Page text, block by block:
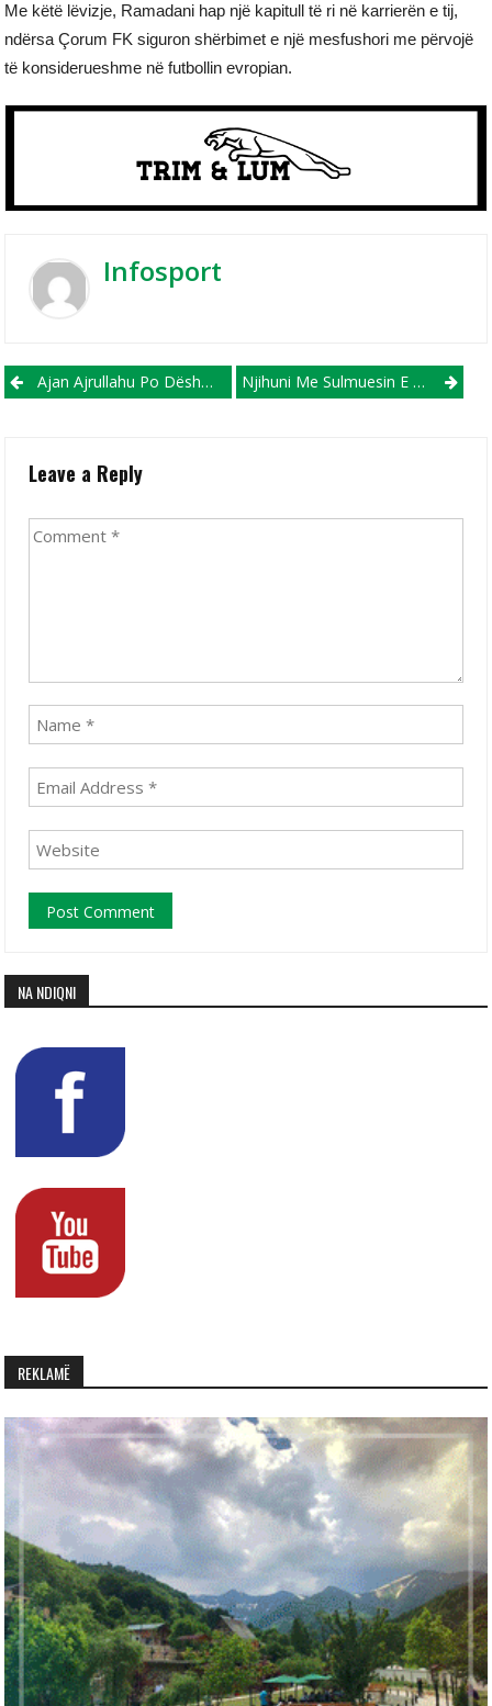
Me këtë lëvizje, Ramadani hap një kapitull të ri në karrierën e tij,
ndërsa Çorum FK siguron shërbimet e një mesfushori me përvojë
të konsiderueshme në futbollin evropian.
Infosport
Post navigation
Ajan Ajrullahu Po Dëshmon Talentin E Tij Në Futboll Me Fanellën E Makedonija GJ.P Njihuni Me Sulmuesin E Ri Francez Të Struga Trim Lum
Leave a Reply
NA NDIQNI
REKLAMË